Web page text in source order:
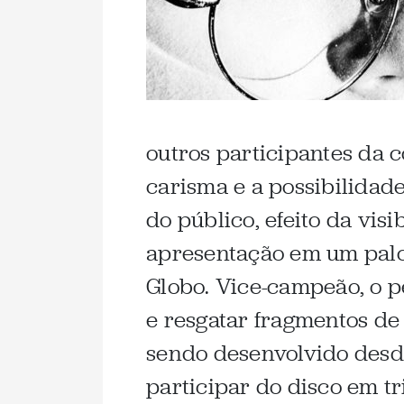
outros participantes da
carisma e a
do público, efeito da
apresentação em um
Globo. Vice-campeão, o
e resgatar fragmentos
sendo desenvolvido
participar do disco em